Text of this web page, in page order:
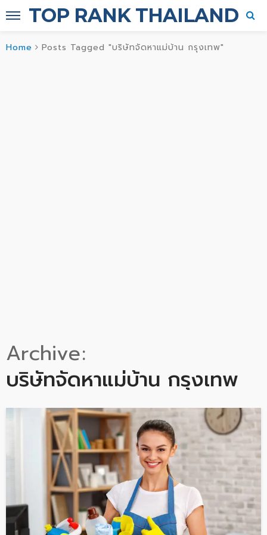
TOP RANK THAILAND
Home Posts Tagged "บริษัทจัดหาแม่บ้าน กรุงเทพ"
Archive
บริษัทจัดหาแม่บ้าน กรุงเทพ